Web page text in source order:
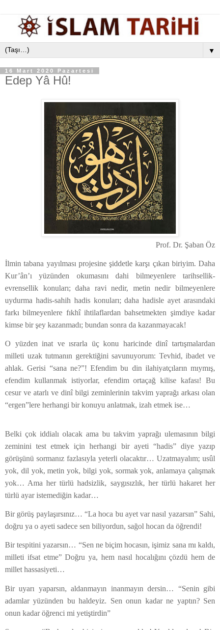
▼
16 Mart 2020 Pazartesi
Edep Yâ Hû!
Prof. Dr. Şaban Öz
İlmin tabana yayılması projesine şiddetle karşı çıkan biriyim. Daha
Kur’ân’ı yüzünden okumasını dahi bilmeyenlere tarihsellik-
evrensellik konuları; daha ravi nedir, metin nedir bilmeyenlere
uydurma hadis-sahih hadis konuları; daha hadisle ayet arasındaki
farkı bilmeyenlere fıkhî ihtilaflardan bahsetmekten şimdiye kadar
kimse bir şey kazanmadı; bundan sonra da kazanmayacak!
O yüzden inat ve ısrarla üç konu haricinde dinî tartışmalardan
milleti uzak tutmanın gerektiğini savunuyorum: Tevhid, ibadet ve
ahlak. Gerisi “sana ne?”! Efendim bu din ilahiyatçıların mıymış,
efendim kullanmak istiyorlar, efendim ortaçağ kilise kafası! Bu
cesur ve atarlı ve dinî bilgi zeminlerinin takvim yaprağı arkası olan
“ergen”lere herhangi bir konuyu anlatmak, izah etmek ise…
Belki çok iddialı olacak ama bu takvim yaprağı ulemasının bilgi
zeminini test etmek için herhangi bir ayeti “hadis” diye yazıp
görüşünü sormanız fazlasıyla yeterli olacaktır… Uzatmayalım; usûl
yok, dil yok, metin yok, bilgi yok, sormak yok, anlamaya çalışmak
yok… Ama her türlü hadsizlik, saygısızlık, her türlü hakaret her
türlü ayar istemediğin kadar…
Bir görüş paylaşırsınız… “La hoca bu ayet var nasıl yazarsın” Sahi,
doğru ya o ayeti sadece sen biliyordun, sağol hocan da öğrendi!
Bir tespitini yazarsın… “Sen ne biçim hocasın, işimiz sana mı kaldı,
milleti ifsat etme” Doğru ya, hem nasıl hocalığını çözdü hem de
millet hassasiyeti…
Bir uyarı yaparsın, aldanmayın inanmayın dersin… “Senin gibi
adamlar yüzünden bu haldeyiz. Sen onun kadar ne yaptın? Sen
onun kadar öğrenci mi yetiştirdin”